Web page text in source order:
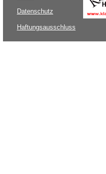
Datenschutz
Haftungsausschluss